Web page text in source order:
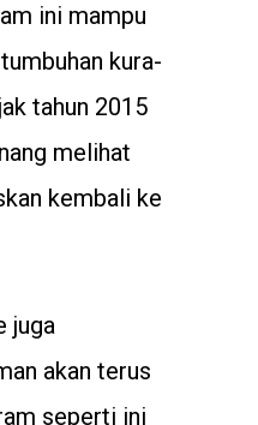
ini mampu
kura-
tahun 2015
melihat
kembali ke
juga
akan terus
seperti ini